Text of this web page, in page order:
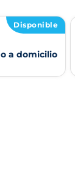
Disponible
a domicilio